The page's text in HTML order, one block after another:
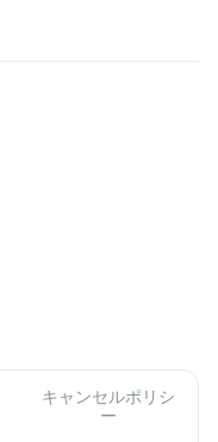
キャンセルポリシ
ー